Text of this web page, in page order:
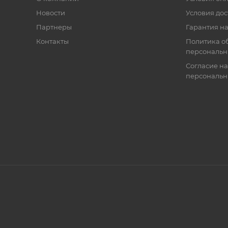
Новости
Партнеры
Контакты
Условия
Гарантия
Политика
Согласие